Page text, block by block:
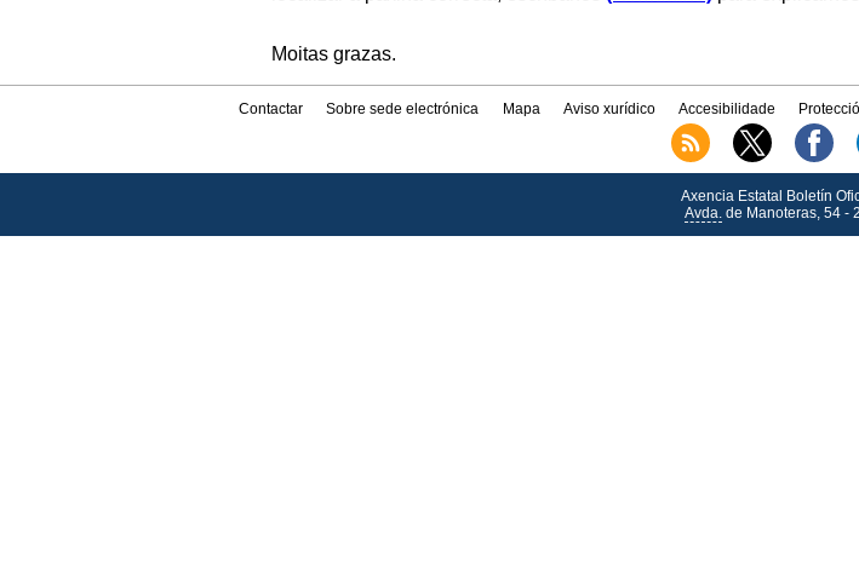
Moitas grazas.
Contactar Sobre sede electrónica Mapa Aviso xurídico Accesibilidade
Axencia Estatal Boletín
Avda.de Manoteras, 54 -